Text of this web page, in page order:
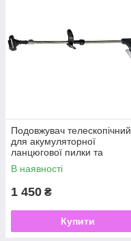
Подовжувач телескопічний
для акумуляторної
ланцюгової пилки та
секаторів SAKUMA SSE1,8
В наявності
1 450 ₴
Купити